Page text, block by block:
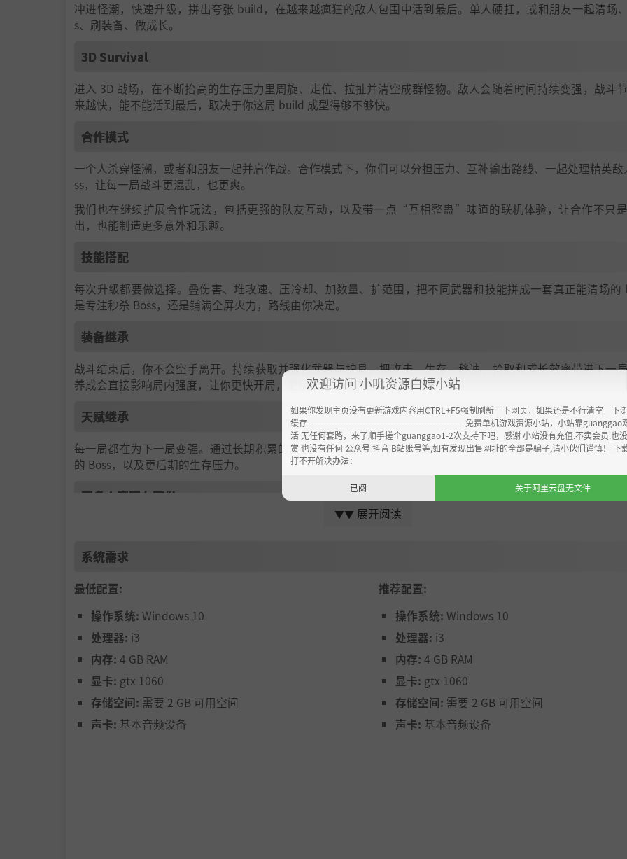
冲进怪潮，快速升级，拼出夸张 build，在越来越疯狂的敌人包围中活到最后。单人硬扛，或和朋友一起清场
s、刷装备、做成长。
3D Survival
进入 3D 战场，在不断抬高的生存压力里周旋、走位、拉扯并清空成群怪物。敌人会随着时间持续变强，战斗
来越快，能不能活到最后，取决于你这局 build 成型得够不够快。
合作模式
一个人杀穿怪潮，或者和朋友一起并肩作战。合作模式下，你们可以分担压力、互补输出路线、一起处理精英敌
ss，让每一局战斗更混乱，也更爽。
我们也在继续扩展合作玩法，包括更强的队友互动，以及带一点“互相整蛊”味道的联机体验，让合作不只
出，也能制造更多意外和乐趣。
技能搭配
每次升级都要做选择。叠伤害、堆攻速、压冷却、加数量、扩范围，把不同武器和技能拼成一套真正能清场的
是专注秒杀 Boss，还是铺满全屏火力，路线由你决定。
装备继承
战斗结束后，你不会空手离开。持续获取并强化武器与护具，把攻击、生存、移速、拾取和成长效率带进下一
养成会直接影响局内强度，让你更快开局，更快滚起雪球。
天赋继承
每一局都在为下一局变强。通过长期积累的天赋成长，提升角色的基础能力与构筑上限，挑战更高难度的怪潮
的 Boss，以及更后期的生存压力。
更多内容正在开发
杀怪，升级，成型，清屏，打倒 Boss，然后带着更强的装备和成长进入下一局。这就是《JUMP & MOW》
奏。
▼▼ 展开阅读
系统需求
最低配置:
操作系统: Windows 10
处理器: i3
内存: 4 GB RAM
显卡: gtx 1060
存储空间: 需要 2 GB 可用空间
声卡: 基本音频设备
推荐配置:
操作系统: Windows 10
处理器: i3
内存: 4 GB RAM
显卡: gtx 1060
存储空间: 需要 2 GB 可用空间
声卡: 基本音频设备
欢迎访问 小叽资源白嫖小站
如果你发现主页没有更新游戏内容用CTRL+F5强制刷新一下网页，如果还是不行清空一下
缓存 ------------------------------------------------------- 免费单机游戏资源小站，小站靠guanggao
活 无任何套路，来了顺手搓个guanggao1-2次支持下吧，感谢 小站没有充值.不卖会员.也
赏 也没有任何 公众号 抖音 B站账号等,如有发现出售网址的全部是骗子,请小伙们谨慎！ 下
打不开解决办法：
已阅 关于阿里云盘无文件